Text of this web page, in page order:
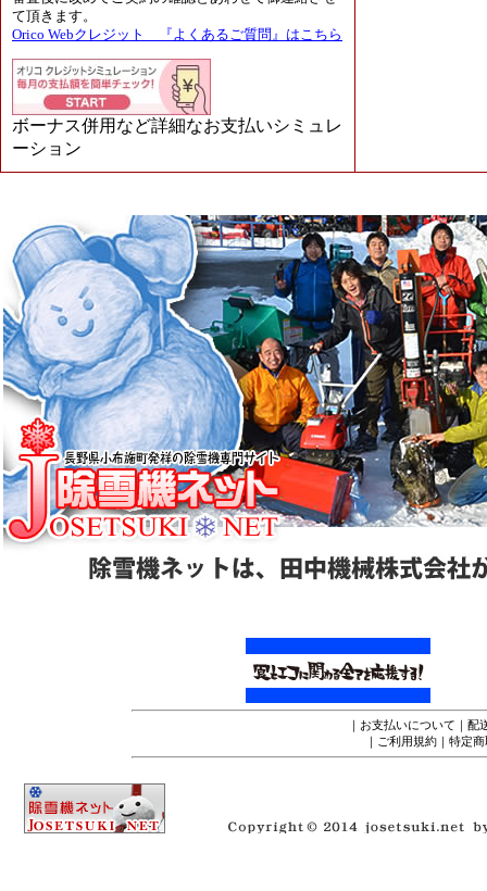
て頂きます。
Orico Webクレジット 『よくあるご質問』はこちら
ボーナス併用など詳細なお支払いシミュレ
ーション
｜ お支払いについて ｜ 配
｜ ご利用規約 ｜ 特定